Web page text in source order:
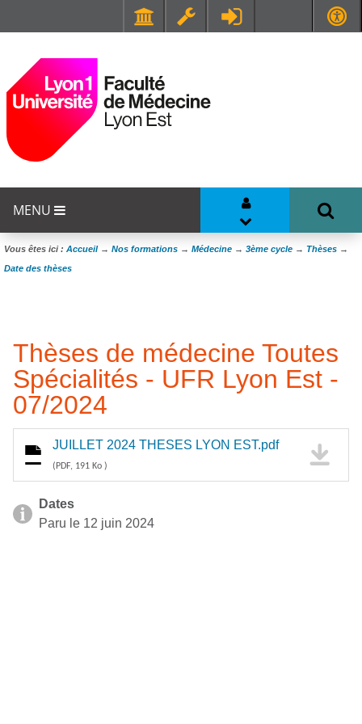
MENU
Vous êtes ici : Accueil→ Nos formations → Médecine → 3ème cycle → Thèses →
Date des thèses
Thèses de médecine Toutes
Spécialités - UFR Lyon Est -
07/2024
JUILLET 2024 THESES LYON EST.pdf
(PDF, 191 Ko )
Dates
Paru le 12 juin 2024